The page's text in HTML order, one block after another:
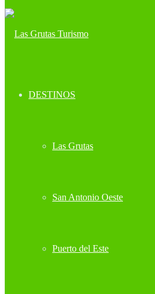
DESTINOS
Las Grutas
San Antonio Oeste
Puerto del Este